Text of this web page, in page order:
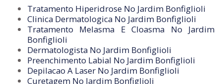
Tratamento Hiperidrose No Jardim Bonfiglioli
Clinica Dermatologica No Jardim Bonfiglioli
Tratamento Melasma E Cloasma No Jardim
Bonfiglioli
Dermatologista No Jardim Bonfiglioli
Preenchimento Labial No Jardim Bonfiglioli
Depilacao A Laser No Jardim Bonfiglioli
Curetagem No Jardim Bonfiglioli